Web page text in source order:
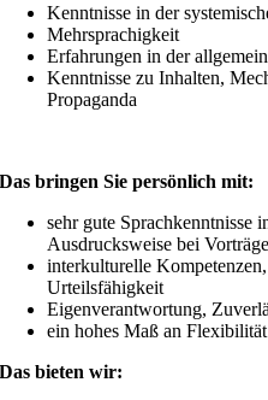
Kenntnisse in der
Mehrsprachigkeit
Erfahrungen in der
Kenntnisse zu Inhalten,
Propaganda
Das bringen Sie persönlich mit:
sehr gute Sprachkenntnisse
Ausdrucksweise bei
interkulturelle
Urteilsfähigkeit
Eigenverantwortung,
ein hohes Maß an Flexibilität
Das bieten wir: